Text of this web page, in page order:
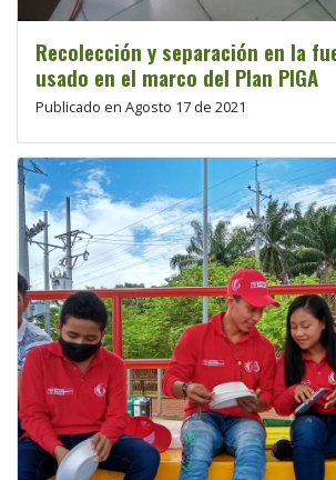
Recolección y separación en la
usado en el marco del Plan PIGA
Publicado en Agosto 17 de 2021